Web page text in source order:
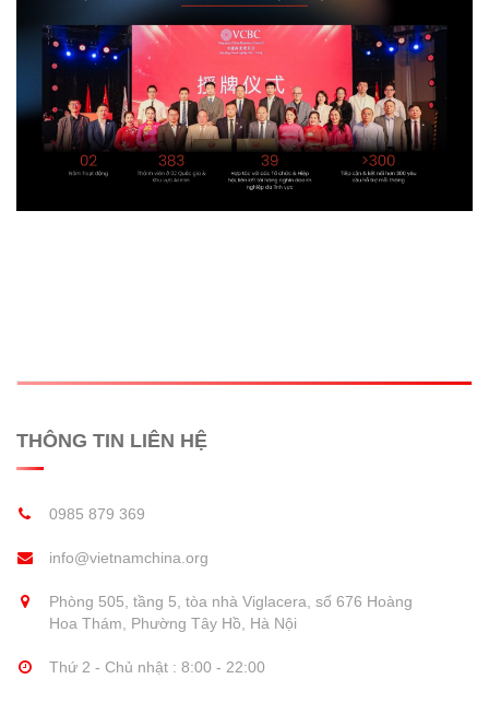
THÔNG TIN LIÊN HỆ
0985 879 369
info@vietnamchina.org
Phòng 505, tầng 5, tòa nhà Viglacera, số 676 Hoàng
Hoa Thám, Phường Tây Hồ, Hà Nội
Thứ 2 - Chủ nhật : 8:00 - 22:00